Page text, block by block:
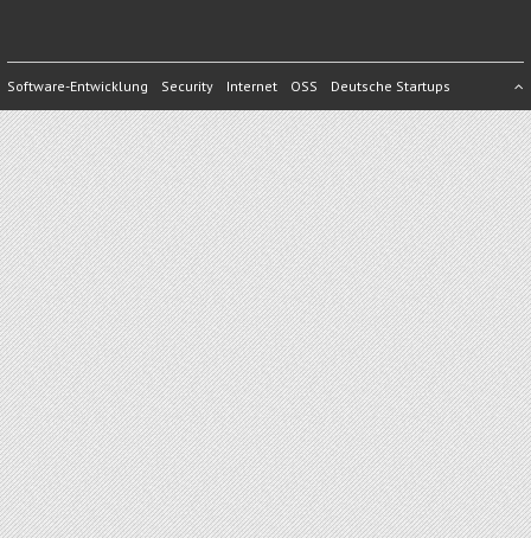
Software-Entwicklung Security Internet OSS Deutsche Startups